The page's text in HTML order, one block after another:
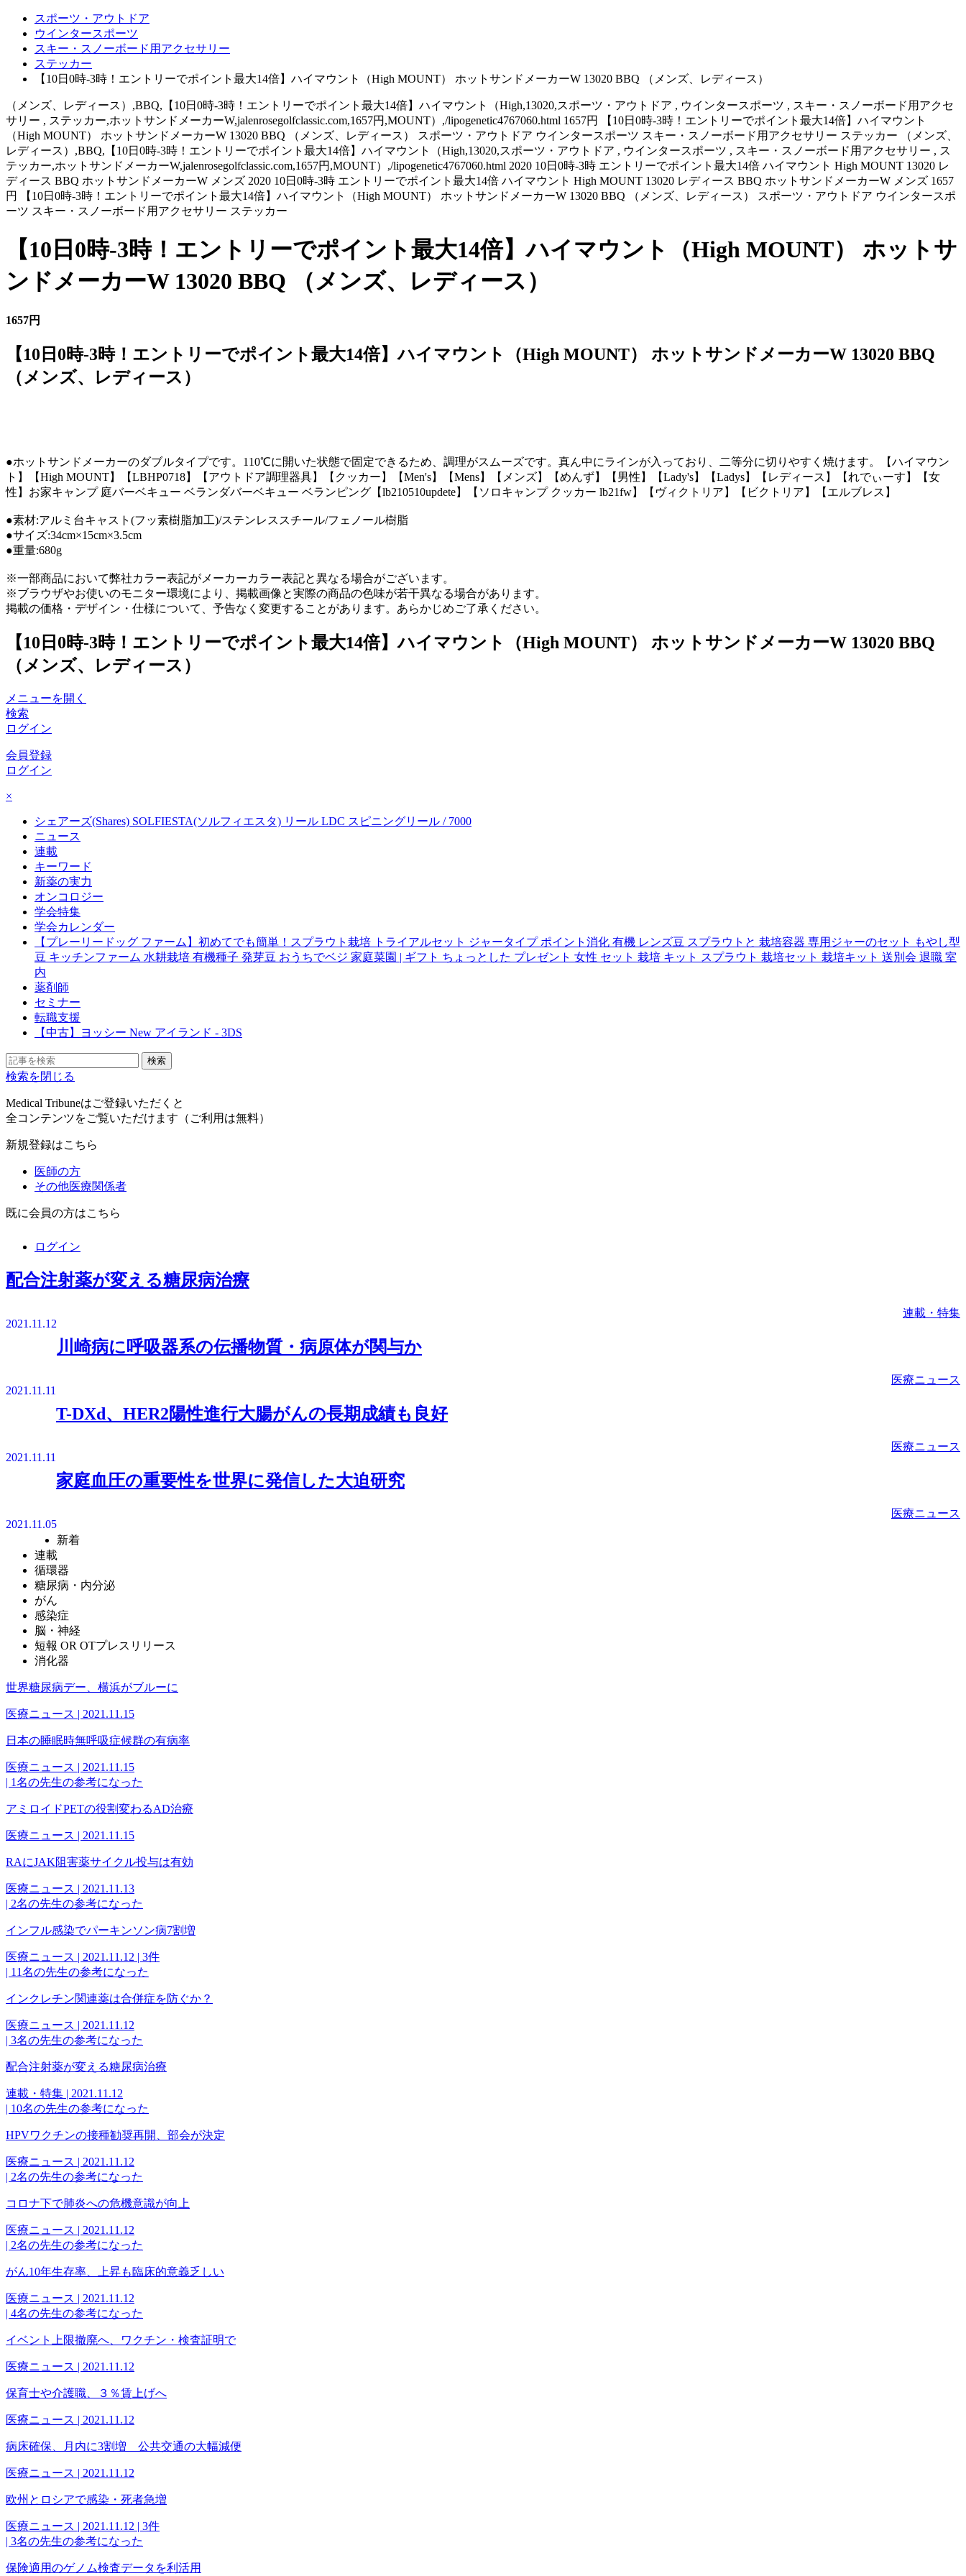
スポーツ・アウトドア
ウインタースポーツ
スキー・スノーボード用アクセサリー
ステッカー
【10日0時-3時！エントリーでポイント最大14倍】ハイマウント（High MOUNT） ホットサンドメーカーW 13020 BBQ （メンズ、レディース）
（メンズ、レディース）,BBQ,【10日0時-3時！エントリーでポイント最大14倍】ハイマウント（High,13020,スポーツ・アウトドア , ウインタースポーツ , スキー・スノーボード用アクセ
サリー , ステッカー,ホットサンドメーカーW,jalenrosegolfclassic.com,1657円,MOUNT）,/lipogenetic4767060.html 1657円 【10日0時-3時！エントリーでポイント最大14倍】ハイマウント
（High MOUNT） ホットサンドメーカーW 13020 BBQ （メンズ、レディース） スポーツ・アウトドア ウインタースポーツ スキー・スノーボード用アクセサリー ステッカー （メンズ、
レディース）,BBQ,【10日0時-3時！エントリーでポイント最大14倍】ハイマウント（High,13020,スポーツ・アウトドア , ウインタースポーツ , スキー・スノーボード用アクセサリー , ス
テッカー,ホットサンドメーカーW,jalenrosegolfclassic.com,1657円,MOUNT）,/lipogenetic4767060.html 2020 10日0時-3時 エントリーでポイント最大14倍 ハイマウント High MOUNT 13020 レ
ディース BBQ ホットサンドメーカーW メンズ 2020 10日0時-3時 エントリーでポイント最大14倍 ハイマウント High MOUNT 13020 レディース BBQ ホットサンドメーカーW メンズ 1657
円 【10日0時-3時！エントリーでポイント最大14倍】ハイマウント（High MOUNT） ホットサンドメーカーW 13020 BBQ （メンズ、レディース） スポーツ・アウトドア ウインタースポ
ーツ スキー・スノーボード用アクセサリー ステッカー
【10日0時-3時！エントリーでポイント最大14倍】ハイマウント（High MOUNT） ホットサ
ンドメーカーW 13020 BBQ （メンズ、レディース）
1657円
【10日0時-3時！エントリーでポイント最大14倍】ハイマウント（High MOUNT） ホットサンドメーカーW 13020 BBQ
（メンズ、レディース）
●ホットサンドメーカーのダブルタイプです。110℃に開いた状態で固定できるため、調理がスムーズです。真ん中にラインが入っており、二等分に切りやすく焼けます。【ハイマウン
ト】【High MOUNT】【LBHP0718】【アウトドア調理器具】【クッカー】【Men's】【Mens】【メンズ】【めんず】【男性】【Lady's】【Ladys】【レディース】【れでぃーす】【女
性】お家キャンプ 庭バーベキュー ベランダバーベキュー ベランピング【lb210510updete】【ソロキャンプ クッカー lb21fw】【ヴィクトリア】【ビクトリア】【エルブレス】
●素材:アルミ台キャスト(フッ素樹脂加工)/ステンレススチール/フェノール樹脂
●サイズ:34cm×15cm×3.5cm
●重量:680g
※一部商品において弊社カラー表記がメーカーカラー表記と異なる場合がございます。
※ブラウザやお使いのモニター環境により、掲載画像と実際の商品の色味が若干異なる場合があります。
掲載の価格・デザイン・仕様について、予告なく変更することがあります。あらかじめご了承ください。
【10日0時-3時！エントリーでポイント最大14倍】ハイマウント（High MOUNT） ホットサンドメーカーW 13020 BBQ
（メンズ、レディース）
メニューを開く
検索
ログイン
会員登録
ログイン
×
シェアーズ(Shares) SOLFIESTA(ソルフィエスタ) リール LDC スピニングリール / 7000
ニュース
連載
キーワード
新薬の実力
オンコロジー
学会特集
学会カレンダー
【プレーリードッグ ファーム】初めてでも簡単！スプラウト栽培 トライアルセット ジャータイプ ポイント消化 有機 レンズ豆 スプラウトと 栽培容器 専用ジャーのセット もやし型
豆 キッチンファーム 水耕栽培 有機種子 発芽豆 おうちでベジ 家庭菜園 | ギフト ちょっとした プレゼント 女性 セット 栽培 キット スプラウト 栽培セット 栽培キット 送別会 退職 室
内
薬剤師
セミナー
転職支援
【中古】ヨッシー New アイランド - 3DS
検索を閉じる
Medical Tribuneはご登録いただくと
全コンテンツをご覧いただけます（ご利用は無料）
新規登録はこちら
医師の方
その他医療関係者
既に会員の方はこちら
ログイン
配合注射薬が変える糖尿病治療
2021.11.12
連載・特集
川崎病に呼吸器系の伝播物質・病原体が関与か
2021.11.11
医療ニュース
T-DXd、HER2陽性進行大腸がんの長期成績も良好
2021.11.11
医療ニュース
家庭血圧の重要性を世界に発信した大迫研究
2021.11.05
医療ニュース
新着
連載
循環器
糖尿病・内分泌
がん
感染症
脳・神経
短報 OR OTプレスリリース
消化器
世界糖尿病デー、横浜がブルーに
医療ニュース | 2021.11.15
日本の睡眠時無呼吸症候群の有病率
医療ニュース | 2021.11.15
| 1名の先生の参考になった
アミロイドPETの役割変わるAD治療
医療ニュース | 2021.11.15
RAにJAK阻害薬サイクル投与は有効
医療ニュース | 2021.11.13
| 2名の先生の参考になった
インフル感染でパーキンソン病7割増
医療ニュース | 2021.11.12 | 3件
| 11名の先生の参考になった
インクレチン関連薬は合併症を防ぐか？
医療ニュース | 2021.11.12
| 3名の先生の参考になった
配合注射薬が変える糖尿病治療
連載・特集 | 2021.11.12
| 10名の先生の参考になった
HPVワクチンの接種勧奨再開、部会が決定
医療ニュース | 2021.11.12
| 2名の先生の参考になった
コロナ下で肺炎への危機意識が向上
医療ニュース | 2021.11.12
| 2名の先生の参考になった
がん10年生存率、上昇も臨床的意義乏しい
医療ニュース | 2021.11.12
| 4名の先生の参考になった
イベント上限撤廃へ、ワクチン・検査証明で
医療ニュース | 2021.11.12
保育士や介護職、３％賃上げへ
医療ニュース | 2021.11.12
病床確保、月内に3割増 公共交通の大幅減便
医療ニュース | 2021.11.12
欧州とロシアで感染・死者急増
医療ニュース | 2021.11.12 | 3件
| 3名の先生の参考になった
保険適用のゲノム検査データを利活用